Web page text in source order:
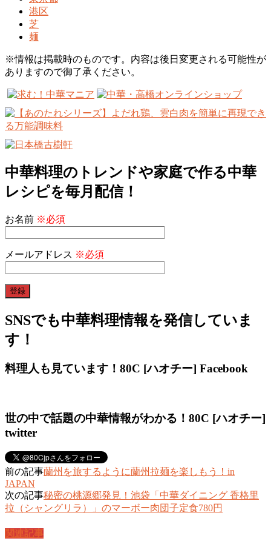
港区
芝
麺
※情報は掲載時のものです。内容は後日変更される可能性が
ありますので御了承ください。
中華料理のトレンドや家庭で作る中華
レシピを毎月配信！
お名前 ※必須
メールアドレス ※必須
SNSでも中華料理情報を発信していま
す！
料理人も見ています！80C [ハオチー] Facebook
世の中で話題の中華情報がわかる！80C [ハオチー]
twitter
前の記事蘭州を旅するように蘭州拉麺を楽しもう！in
JAPAN
次の記事秘密の桃源郷発見！池袋「中華ダイニング 香格里
拉（シャングリラ）」のマーボー肉団子定食780円
関連記事